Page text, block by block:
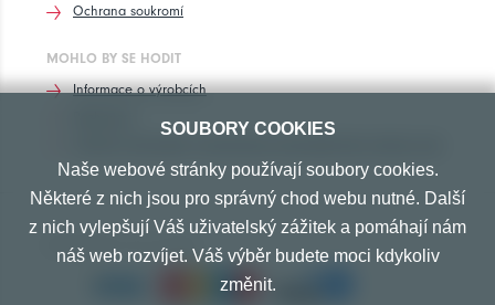
Ochrana soukromí
MOHLO BY SE HODIT
Informace o výrobcích
PŘIJÍMÁME TYTO PLATBY
SOUBORY COOKIES
Naše webové stránky používají soubory cookies.
Některé z nich jsou pro správný chod webu nutné. Další
z nich vylepšují Váš uživatelský zážitek a pomáhají nám
náš web rozvíjet. Váš výběr budete moci kdykoliv
změnit.